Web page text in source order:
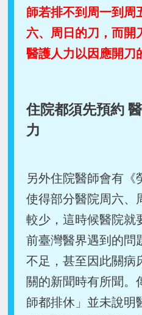
師若排不到周一到周
六、周日的刀，而開
醫護人力以因應開刀
住院都須先預約
力
另外住院醫師會有《
使得部分醫院周六、
較少，這時候醫院就
前臺灣醫界遇到的問
不足，甚至因此關病
關的新聞時有所聞。
師都排休」並未說明